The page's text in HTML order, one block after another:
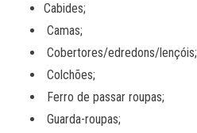
Cabides;
Camas;
Cobertores/edredons/lençóis;
Colchões;
Ferro de passar roupas;
Guarda-roupas;